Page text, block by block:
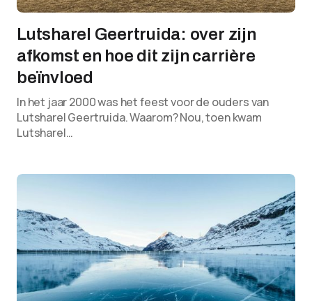
Lutsharel Geertruida: over zijn
afkomst en hoe dit zijn carrière
beïnvloed
In het jaar 2000 was het feest voor de ouders van
Lutsharel Geertruida. Waarom? Nou, toen kwam
Lutsharel…